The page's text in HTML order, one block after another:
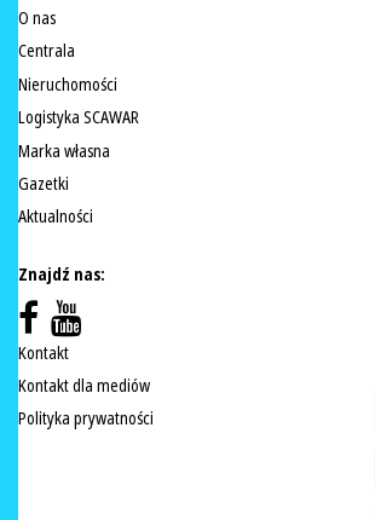
O nas
Centrala
Nieruchomości
Logistyka SCAWAR
Marka własna
Gazetki
Aktualności
Znajdź nas:
Kontakt
Kontakt dla mediów
Polityka prywatności